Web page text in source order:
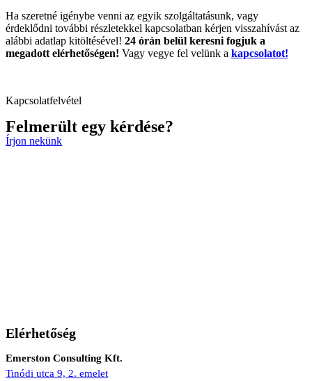
Ha szeretné igénybe venni az egyik szolgáltatásunk, vagy
érdeklődni további részletekkel kapcsolatban kérjen visszahívást az
alábbi adatlap kitöltésével! 24 órán belül keresni fogjuk a
megadott elérhetőségen! Vagy vegye fel velünk a kapcsolatot!
Kapcsolatfelvétel
Felmerült egy kérdése?
Írjon nekünk
Elérhetőség
Emerston Consulting Kft.
Tinódi utca 9, 2. emelet